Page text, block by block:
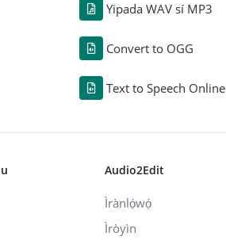
Yipada WAV sí MP3
Convert to OGG
Text to Speech Online
Audio2Edit
Ìrànlọ́wọ́
Ìròyìn